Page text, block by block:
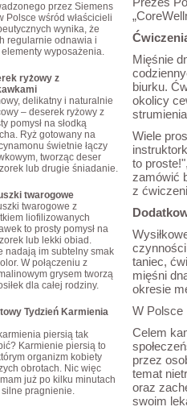
Mięśnie
biurku.
okolicy
Wiele
to
zamówić
z
taniec,
mięśni
okresie
W Polsce
Celem
przez
temat
oraz
swoim
przez Siemens
Polsce wśród właścicieli
wynika, że
regularnie odnawia i
wyposażenia.
ryżowy z
delikatny i naturalnie
– deserek ryżowy z
pomysł na słodką
Ryż gotowany na
świetnie łączy
tworząc deser
lub drugie śniadanie.
twarogowe
twarogowe z
liofilizowanych
to prosty pomysł na
lub lekki obiad.
nadają im subtelny smak
W połączeniu z
grysem tworzą
dla całej rodziny.
Tydzień Karmienia
piersią tak
Karmienie piersią to
organizm kobiety
obrotach. Nic więc
już po kilku minutach
pragnienie.